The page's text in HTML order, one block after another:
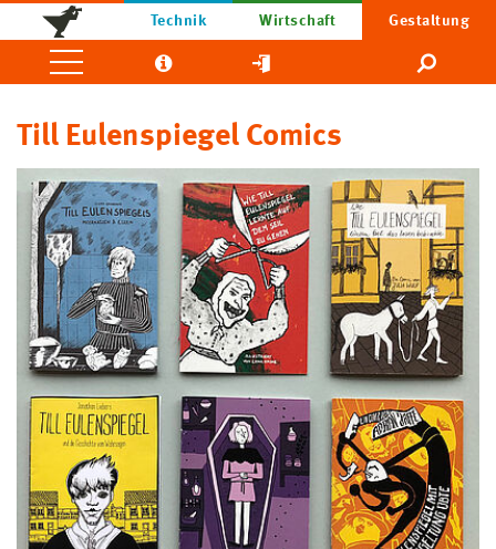
Technik Wirtschaft Gestaltung
Till Eulenspiegel Comics